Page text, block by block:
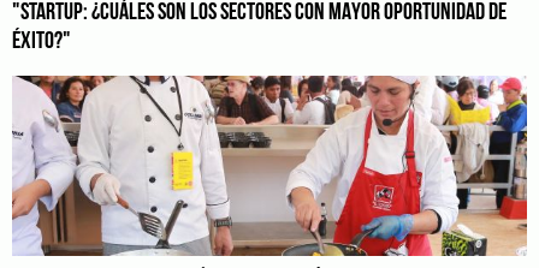
"STARTUP: ¿CUÁLES SON LOS SECTORES CON MAYOR OPORTUNIDAD DE
ÉXITO?"